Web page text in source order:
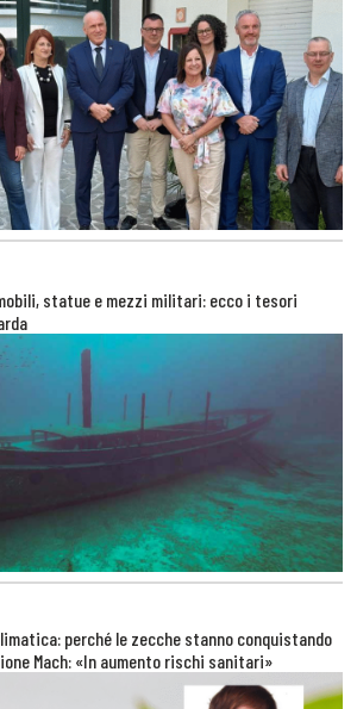
statue e mezzi militari: ecco i tesori
perché le zecche stanno conquistando
Mach: «In aumento rischi sanitari»